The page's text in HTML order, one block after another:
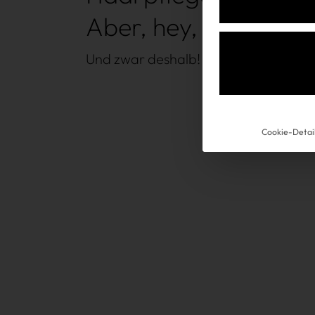
Aber, hey, gebt ihr
Und zwar deshalb!
Cookie-